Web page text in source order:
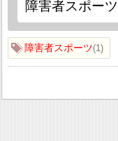
障害者スポーツ 1